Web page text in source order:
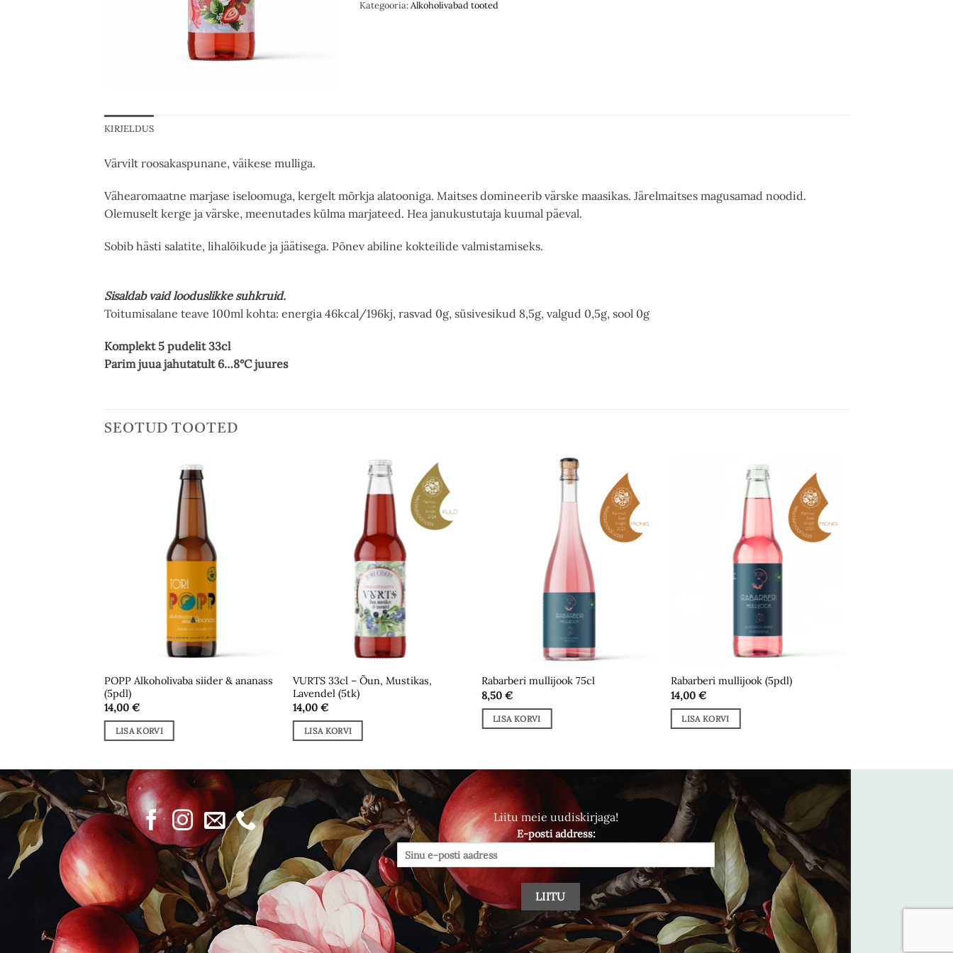
Kategooria:Alkoholivabad tooted
KIRJELDUS
Värvilt roosakaspunane, väikese mulliga.
Vähearomaatne marjase iseloomuga, kergelt mõrkja alatooniga. Maitses domineerib värske maasikas. Järelmaitses magusamad noodid.
Olemuselt kerge ja värske, meenutades külma marjateed. Hea janukustutaja kuumal päeval.
Sobib hästi salatite, lihalõikude ja jäätisega. Põnev abiline kokteilide valmistamiseks.
Sisaldab vaid looduslikke suhkruid.
Toitumisalane teave 100ml kohta: energia 46kcal/196kj, rasvad 0g, süsivesikud 8,5g, valgud 0,5g, sool 0g
Komplekt 5 pudelit 33cl
Parim juua jahutatult 6…8°C juures
SEOTUD TOOTED
POPP Alkoholivaba siider & ananass
(5pdl)
14,00 €
LISA KORVI
Add to
wishlist
VURTS 33cl – Õun, Mustikas,
Lavendel (5tk)
14,00€
LISA KORVI
Add to
wishlist
Rabarberi mullijook 75cl
8,50€
LISA KORVI
Add to
wishlist
Rabarberi mullijook (5pdl)
14,00 €
LISA KORVI
Liitu meie uudiskirjaga!
E-posti address: